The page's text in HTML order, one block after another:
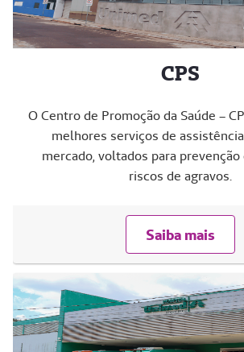
CPS
O Centro de Promoção da Saúde –
melhores serviços de
mercado, voltados para prevenção
riscos de agravos.
Saiba mais